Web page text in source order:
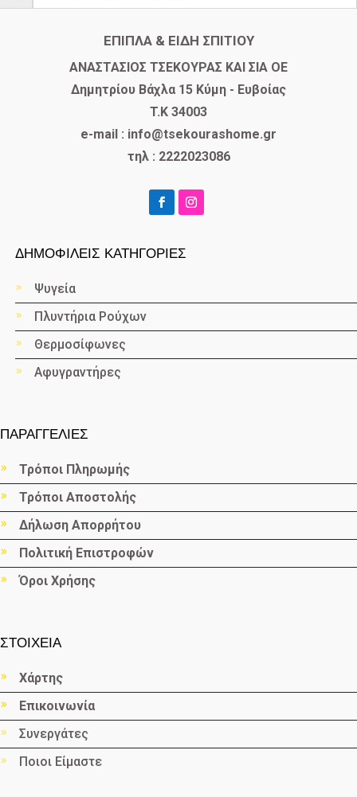
ΕΠΙΠΛΑ & ΕΙΔΗ ΣΠΙΤΙΟΥ
​ΑΝΑΣΤΑΣΙΟΣ ΤΣΕΚΟΥΡΑΣ ΚΑΙ ΣΙΑ ΟΕ
Δημητρίου Βάχλα 15 Κύμη - Ευβοίας
T.K 34003
e-mail : info@tsekourashome.gr
τηλ : 2222023086
ΔΗΜΟΦΙΛΕΙΣ ΚΑΤΗΓΟΡΙΕΣ
Ψυγεία
Πλυντήρια Ρούχων
Θερμοσίφωνες
Αφυγραντήρες
ΠΑΡΑΓΓΕΛΙΕΣ
Τρόποι Πληρωμής
Τρόποι Αποστολής
Δήλωση Απορρήτου
Πολιτική Επιστροφών
Όροι Χρήσης
ΣΤΟΙΧΕΙΑ
Χάρτης
Επικοινωνία
Συνεργάτες
Ποιοι Είμαστε